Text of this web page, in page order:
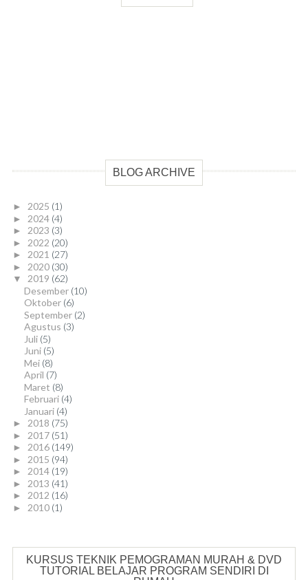
BLOG ARCHIVE
► 2025 (1)
► 2024 (4)
► 2023 (3)
► 2022 (20)
► 2021 (27)
► 2020 (30)
▼ 2019 (62)
Desember (10)
Oktober (6)
September (2)
Agustus (3)
Juli (5)
Juni (5)
Mei (8)
April (7)
Maret (8)
Februari (4)
Januari (4)
► 2018 (75)
► 2017 (51)
► 2016 (149)
► 2015 (94)
► 2014 (19)
► 2013 (41)
► 2012 (16)
► 2010 (1)
KURSUS TEKNIK PEMOGRAMAN MURAH & DVD
TUTORIAL BELAJAR PROGRAM SENDIRI DI